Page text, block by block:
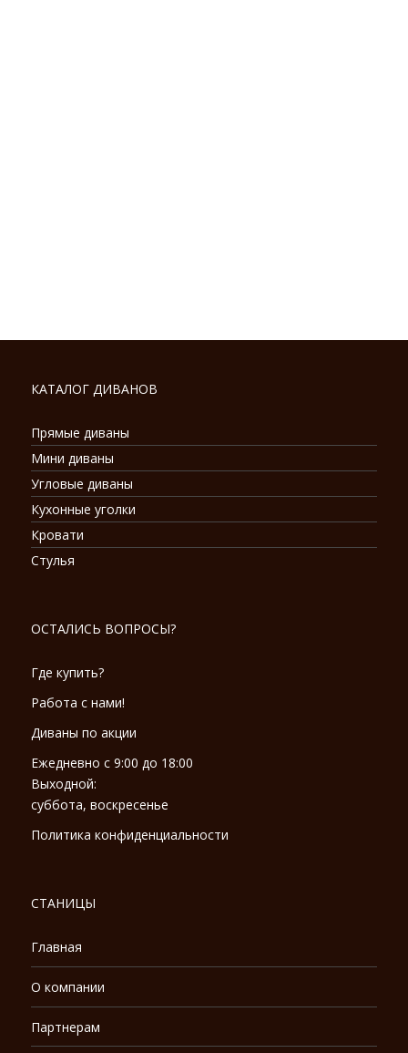
КАТАЛОГ ДИВАНОВ
Прямые диваны
Мини диваны
Угловые диваны
Кухонные уголки
Кровати
Стулья
ОСТАЛИСЬ ВОПРОСЫ?
Где купить?
Работа с нами!
Диваны по акции
Ежедневно с 9:00 до 18:00
Выходной:
суббота, воскресенье
Политика конфиденциальности
СТАНИЦЫ
Главная
О компании
Партнерам